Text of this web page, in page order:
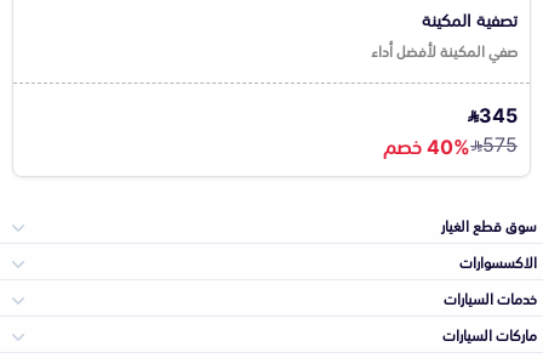
تصفية المكينة
صفي المكينة لأفضل أداء
345
575 40% خصم
سوق قطع الغيار
الصدامات و الشبوك
الاكسسوارات
خدمات السيارات
ماركات السيارات